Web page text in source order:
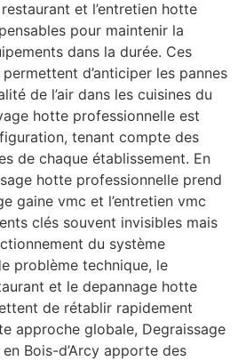
et l’entretien hotte
pour maintenir la
dans la durée. Ces
d’anticiper les pannes
de l’air dans les cuisines du
hotte professionnelle est
tenant compte des
de chaque établissement. En
hotte professionnelle prend
gaine vmc et l’entretien vmc
clés souvent invisibles mais
du système
problème technique, le
et le depannage hotte
de rétablir rapidement
approche globale, Degraissage
Bois-d’Arcy apporte des